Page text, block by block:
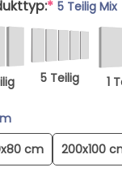
* 5 Teilig Mix
5 Teilig 1
cm 200x100